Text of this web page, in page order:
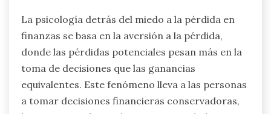
La psicología detrás del miedo a la pérdida en
finanzas se basa en la aversión a la pérdida,
donde las pérdidas potenciales pesan más en la
toma de decisiones que las ganancias
equivalentes. Este fenómeno lleva a las personas
a tomar decisiones financieras conservadoras,